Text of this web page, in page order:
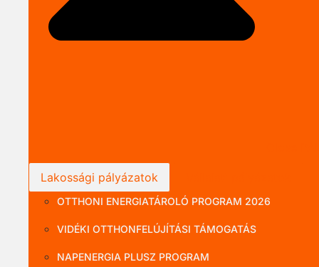
Lakossági pályázatok
OTTHONI ENERGIATÁROLÓ PROGRAM 2026
VIDÉKI OTTHONFELÚJÍTÁSI TÁMOGATÁS
NAPENERGIA PLUSZ PROGRAM